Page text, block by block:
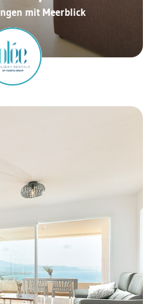
mit Meerblick